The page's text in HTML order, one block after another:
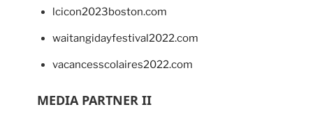
lcicon2023boston.com
waitangidayfestival2022.com
vacancesscolaires2022.com
MEDIA PARTNER II